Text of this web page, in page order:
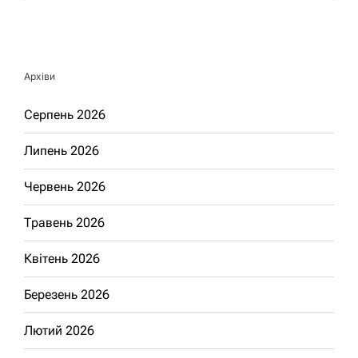
Архіви
Серпень 2026
Липень 2026
Червень 2026
Травень 2026
Квітень 2026
Березень 2026
Лютий 2026